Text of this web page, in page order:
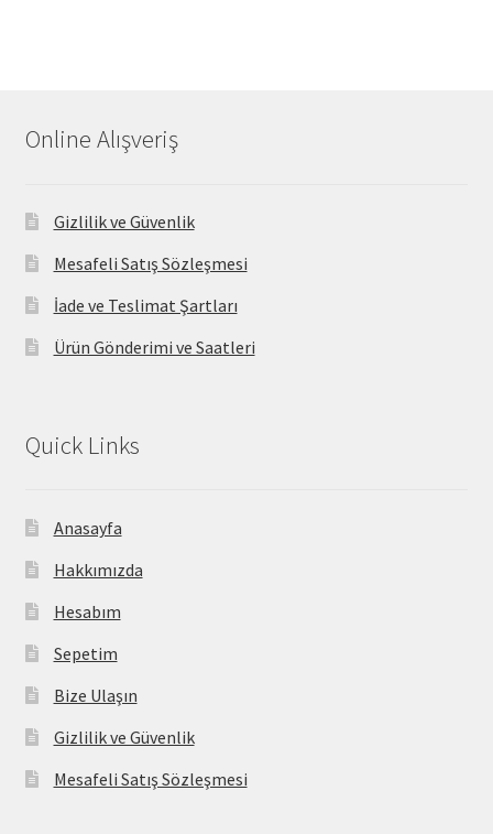
Online Alışveriş
Gizlilik ve Güvenlik
Mesafeli Satış Sözleşmesi
İade ve Teslimat Şartları
Ürün Gönderimi ve Saatleri
Quick Links
Anasayfa
Hakkımızda
Hesabım
Sepetim
Bize Ulaşın
Gizlilik ve Güvenlik
Mesafeli Satış Sözleşmesi